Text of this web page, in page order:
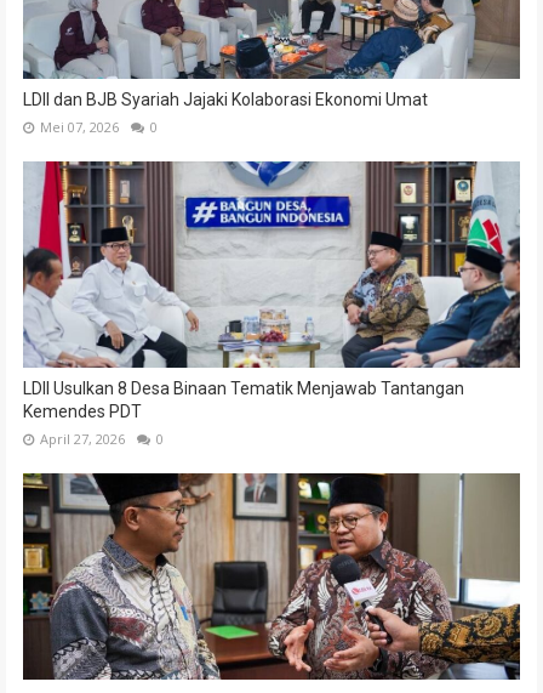
LDII dan BJB Syariah Jajaki Kolaborasi Ekonomi Umat
Mei 07, 2026 0
LDII Usulkan 8 Desa Binaan Tematik Menjawab Tantangan
Kemendes PDT
April 27, 2026 0